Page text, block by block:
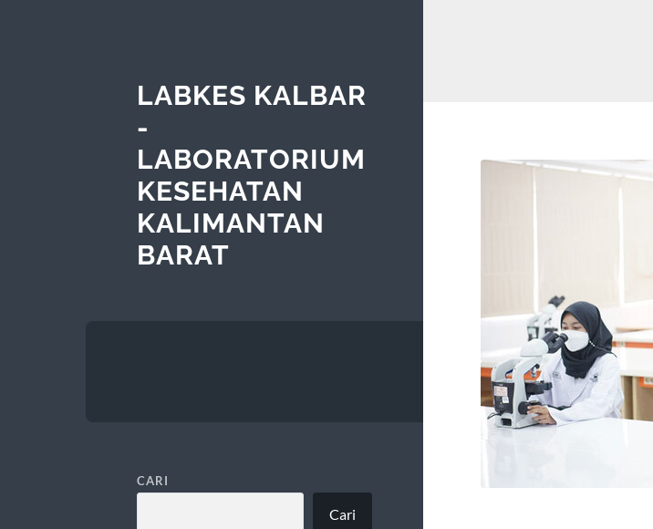
LABKES KALBAR
-
LABORATORIUM
KESEHATAN
KALIMANTAN
BARAT
CARI
Cari